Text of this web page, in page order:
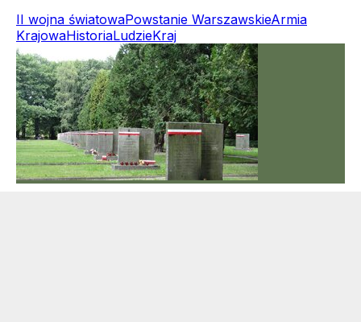
II wojna światowaPowstanie WarszawskieArmia
KrajowaHistoriaLudzieKraj